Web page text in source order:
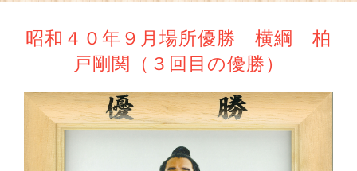
昭和４０年９月場所優勝 横綱 柏
戸剛関（３回目の優勝）